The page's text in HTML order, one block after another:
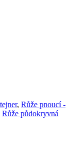
, Růže pnoucí -
Růže půdokryvná